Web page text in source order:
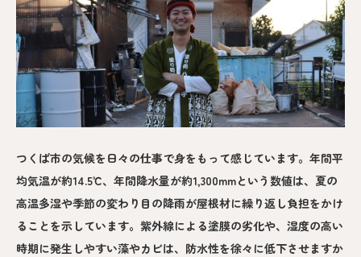
つくば市の気候を日々の仕事で身をもって感じています。年間平
均気温が約14.5℃、年間降水量が約1,300mmという数値は、夏の
高温多湿や季節の変わり目の降雨が屋根材に繰り返し負担をかけ
ることを示しています。紫外線による塗膜の劣化や、湿度の高い
時期に発生しやすい藻やカビは、防水性を徐々に低下させますか